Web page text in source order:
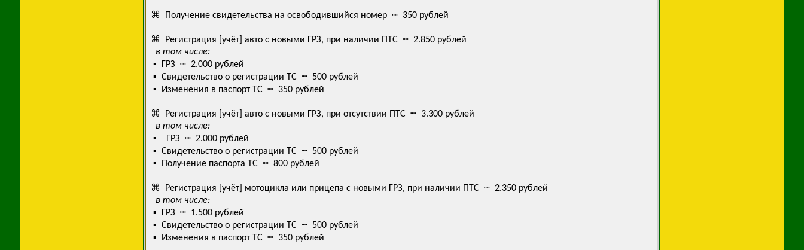
⌘ Получение свидетельства на освободившийся номер ┉ 350 рублей
⌘ Регистрация [учёт] авто с новыми ГРЗ, при наличии ПТС ┉ 2.850 рублей
в том числе:
▪ ГРЗ ┉ 2.000 рублей
▪ Свидетельство о регистрации ТС ┉ 500 рублей
▪ Изменения в паспорт ТС ┉ 350 рублей
⌘ Регистрация [учёт] авто с новыми ГРЗ, при отсутствии ПТС ┉ 3.300 рублей
в том числе:
▪ ГРЗ ┉ 2.000 рублей
▪ Свидетельство о регистрации ТС ┉ 500 рублей
▪ Получение паспорта ТС ┉ 800 рублей
⌘ Регистрация [учёт] мотоцикла или прицепа с новыми ГРЗ, при наличии ПТС ┉ 2.350 рублей
в том числе:
▪ ГРЗ ┉ 1.500 рублей
▪ Свидетельство о регистрации ТС ┉ 500 рублей
▪ Изменения в паспорт ТС ┉ 350 рублей